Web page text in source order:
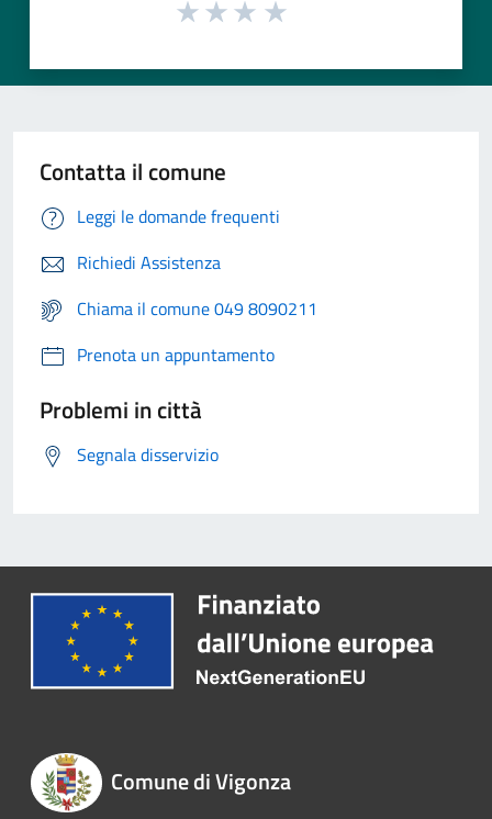
Contatta il comune
Leggi le domande frequenti
Richiedi Assistenza
Chiama il comune 049 8090211
Prenota un appuntamento
Problemi in città
Segnala disservizio
Comune di Vigonza